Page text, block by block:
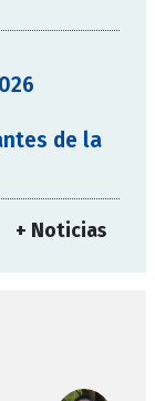
de la
+ Noticias